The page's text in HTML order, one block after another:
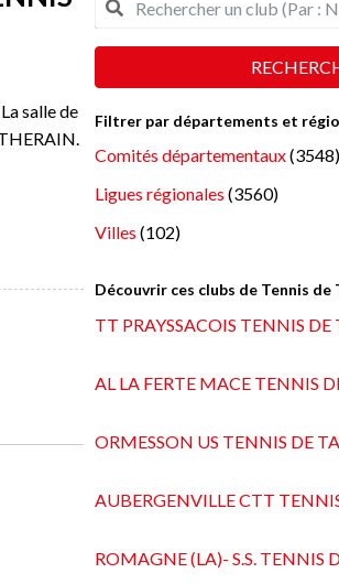
salle de
Filtrer par départements et
Comités départementaux(3548)
Ligues régionales (3560)
Villes (102)
Découvrir ces clubs de Tennis de
TT PRAYSSACOIS TENNIS DE
AL LA FERTE MACE TENNIS
ORMESSON US TENNIS DE
AUBERGENVILLE CTT
ROMAGNE (LA)- S.S. TENNIS